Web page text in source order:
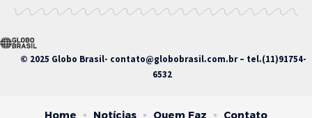
© 2025 Globo Brasil- contato@globobrasil.com.br– tel.(11)91754-
6532
Home Notícias Quem Faz Contato